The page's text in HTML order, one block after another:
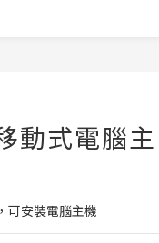
動式電腦主
可安裝電腦主機